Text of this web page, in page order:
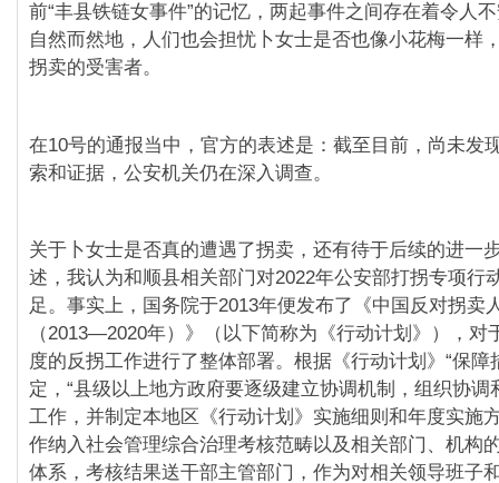
前“丰县铁链女事件”的记忆，两起事件之间存在着令人
自然而然地，人们也会担忧卜女士是否也像小花梅一样
拐卖的受害者。
在10号的通报当中，官方的表述是：截至目前，尚未发
索和证据，公安机关仍在深入调查。
关于卜女士是否真的遭遇了拐卖，还有待于后续的进一
述，我认为和顺县相关部门对2022年公安部打拐专项行
足。事实上，国务院于2013年便发布了《中国反对拐卖
（2013—2020年）》（以下简称为《行动计划》），对
度的反拐工作进行了整体部署。根据《行动计划》“保障
定，“县级以上地方政府要逐级建立协调机制，组织协调
工作，并制定本地区《行动计划》实施细则和年度实施
作纳入社会管理综合治理考核范畴以及相关部门、机构
体系，考核结果送干部主管部门，作为对相关领导班子